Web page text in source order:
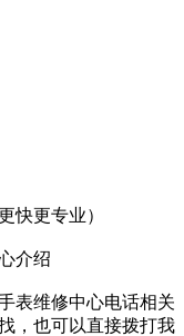
快更专业）
介绍
表维修中心电话相关
，也可以直接拨打我